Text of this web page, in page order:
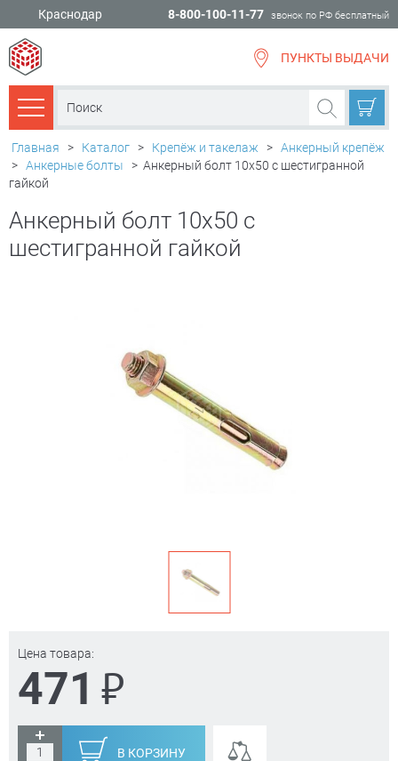
Краснодар 8-800-100-11-77 звонок по РФ бесплатный
ПУНКТЫ ВЫДАЧИ
Каталог товаров
Главная > Каталог > Крепёж и такелаж > Анкерный крепёж
> Анкерные болты > Анкерный болт 10х50 с шестигранной
гайкой
Анкерный болт 10х50 с
шестигранной гайкой
Цена товара:
471 ₽
В КОРЗИНУ